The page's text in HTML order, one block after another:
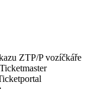
ZTP/P vozíčkáře